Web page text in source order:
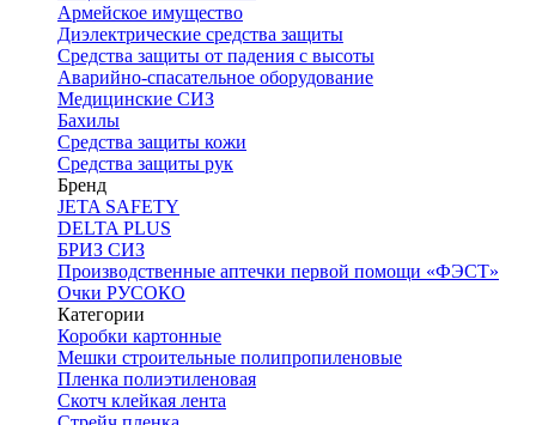
Армейское имущество
Диэлектрические средства защиты
Средства защиты от падения с высоты
Аварийно-спасательное оборудование
Медицинские СИЗ
Бахилы
Средства защиты кожи
Средства защиты рук
Бренд
JETA SAFETY
DELTA PLUS
БРИЗ СИЗ
Производственные аптечки первой помощи «ФЭСТ»
Очки РУСОКО
Категории
Коробки картонные
Мешки строительные полипропиленовые
Пленка полиэтиленовая
Скотч клейкая лента